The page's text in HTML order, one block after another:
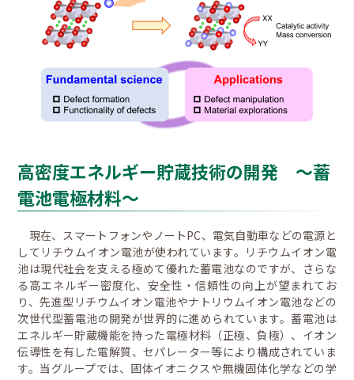
高密度エネルギー貯蔵技術の開発 ～蓄
電池電極材料～
現在、スマートフォンやノートPC、電気自動車などの電源と
してリチウムイオン電池が使われています。リチウムイオン電
池は現代社会を支える極めて優れた蓄電池なのですが、さらな
る高エネルギー密度化、安全性・信頼性の向上が望まれてお
り、先進型リチウムイオン電池やナトリウムイオン電池などの
次世代型蓄電池の開発が世界的に進められています。蓄電池は
エネルギー貯蔵機能を持った電極材料（正極、負極）、イオン
伝導性を有した電解質、セパレーター等により構成されていま
す。当グループでは、固体イオニクスや無機固体化学などの学